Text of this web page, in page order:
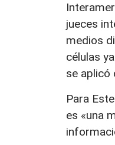
jueces
medios
células
se aplicó
Para
es «una